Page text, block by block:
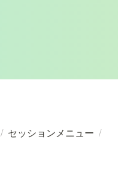
/ セッションメニュー /